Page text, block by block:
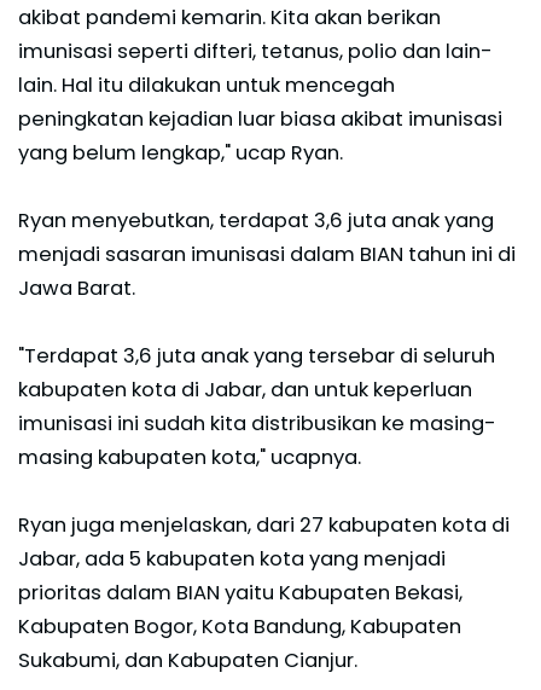
akibat pandemi kemarin. Kita akan berikan
imunisasi seperti difteri, tetanus, polio dan lain-
lain. Hal itu dilakukan untuk mencegah
peningkatan kejadian luar biasa akibat imunisasi
yang belum lengkap," ucap Ryan.
Ryan menyebutkan, terdapat 3,6 juta anak yang
menjadi sasaran imunisasi dalam BIAN tahun ini di
Jawa Barat.
"Terdapat 3,6 juta anak yang tersebar di seluruh
kabupaten kota di Jabar, dan untuk keperluan
imunisasi ini sudah kita distribusikan ke masing-
masing kabupaten kota," ucapnya.
Ryan juga menjelaskan, dari 27 kabupaten kota di
Jabar, ada 5 kabupaten kota yang menjadi
prioritas dalam BIAN yaitu Kabupaten Bekasi,
Kabupaten Bogor, Kota Bandung, Kabupaten
Sukabumi, dan Kabupaten Cianjur.